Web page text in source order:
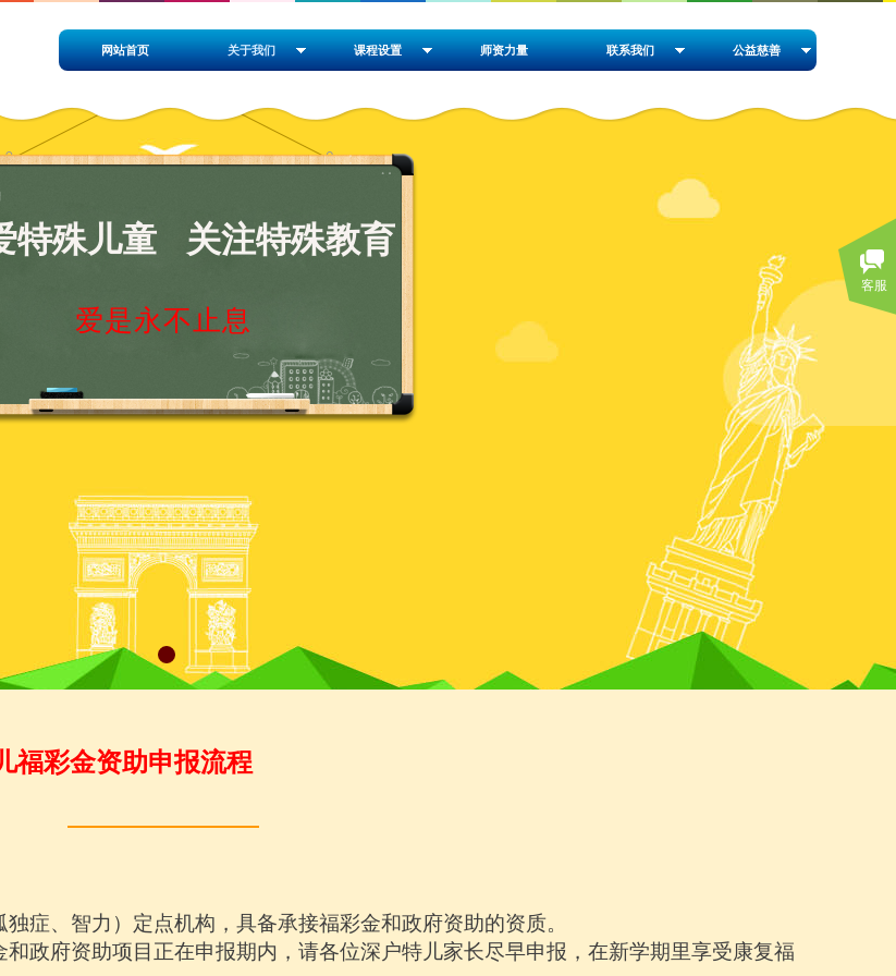
网站首页 关于我们 课程设置 师资力量 联系我们 公益慈善
特殊儿童 关注特殊教育
爱是永不止息
福彩金资助申报流程
症、智力）定点机构，具备承接福彩金和政府资助的资质。
政府资助项目正在申报期内，请各位深户特儿家长尽早申报，在新学期里享受康复福
客服